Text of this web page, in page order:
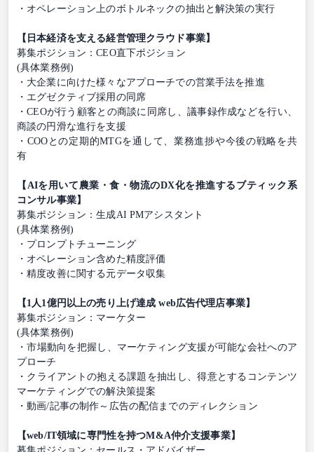
・オペレーション上のボトルネックの抽出と解決策の実行
【日本経済を支える経営管理クラウド事業】
募集ポジション：CEO直下ポジション
(具体業務例)
・大企業に向けた様々なアプローチでの営業手法を推進
・エグゼクティブ採用の同席
・CEOが行う顧客との商談に同席し、議事録作成などを行い、
商談の円滑な進行を支援
・COOとの定期的MTGを通して、業務進捗や今後の戦略を共
有
【AIを用いて農業・食・物流のDX化を推進するブティック系
コンサル事業】
募集ポジション：生成AI PMアシスタント
(具体業務例)
・プロンプトチューニング
・オペレーション含めた精度評価
・精度改善に関する元データ収集
【1人1億円以上の売り上げ達成 web広告代理店事業】
募集ポジション：マーケター
(具体業務例)
・市場動向を把握し、マーケティング支援が可能な会社へのア
プローチ
・クライアントの抱える課題を抽出し、得意とするコンテンツ
マーケティングでの解決策提案
・動画/記事の制作～広告の配信までのディレクション
【web/IT領域に専門性を持つM&A仲介支援事業】